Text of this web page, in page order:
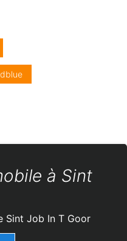
à Sint
Sint Job In T Goor